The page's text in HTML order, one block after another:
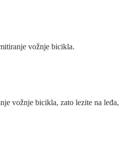
vožnje bicikla.
vožnje bicikla, zato lezite na leđa,